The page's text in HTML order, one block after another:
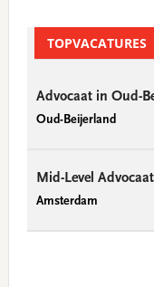
TOPVACATURES
Advocaat in Oud-
Oud-Beijerland
Mid-Level
Amsterdam